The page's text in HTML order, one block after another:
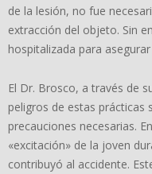
de la lesión, no fue
extracción del objeto. Sin
hospitalizada para
El Dr. Brosco, a través de
peligros de estas prácticas
precauciones necesarias.
«excitación» de la joven
contribuyó al accidente.